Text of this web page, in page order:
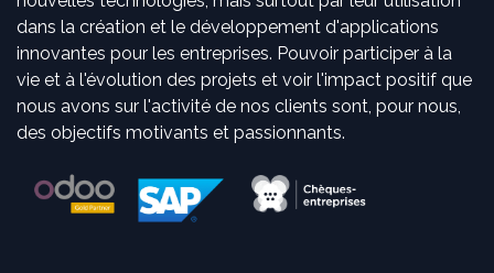
dans la création et le développement d'applications
innovantes pour les entreprises. Pouvoir participer à la
vie et à l'évolution des projets et voir l'impact positif que
nous avons sur l'activité de nos clients sont, pour nous,
des objectifs motivants et passionnants.